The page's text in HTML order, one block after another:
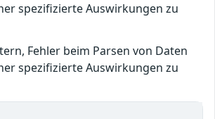
spezifizierte Auswirkungen zu
Fehler beim Parsen von Daten
spezifizierte Auswirkungen zu